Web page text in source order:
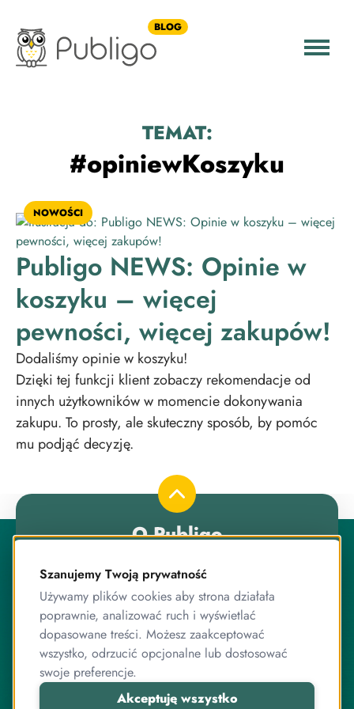
BLOG
TEMAT:
#opiniewKoszyku
NOWOŚCI
Publigo NEWS: Opinie w
koszyku – więcej
pewności, więcej zakupów!
Dodaliśmy opinie w koszyku!
Dzięki tej funkcji klient zobaczy rekomendacje od
innych użytkowników w momencie dokonywania
zakupu. To prosty, ale skuteczny sposób, by pomóc
mu podjąć decyzję.
O Publigo
zespół przyjaciół, którzy jednocześnie są ekspertami od
programowania.
Pracujemy razem od lat, zarówno przy systemie
sprzedaży kursów, jak i wielu innych projektach
związanych z internetem, IT, elektroniką czy sprzedażą
online.
Szanujemy Twoją prywatność
Używamy plików cookies aby strona działała
poprawnie, analizować ruch i wyświetlać
dopasowane treści. Możesz zaakceptować
wszystko, odrzucić opcjonalne lub dostosować
swoje preferencje.
Akceptuję wszystko